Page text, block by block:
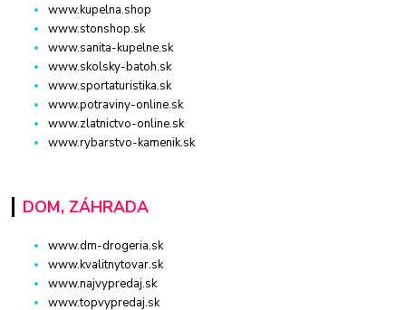
www.kupelna.shop
www.stonshop.sk
www.sanita-kupelne.sk
www.skolsky-batoh.sk
www.sportaturistika.sk
www.potraviny-online.sk
www.zlatnictvo-online.sk
www.rybarstvo-kamenik.sk
DOM, ZÁHRADA
www.dm-drogeria.sk
www.kvalitnytovar.sk
www.najvypredaj.sk
www.topvypredaj.sk